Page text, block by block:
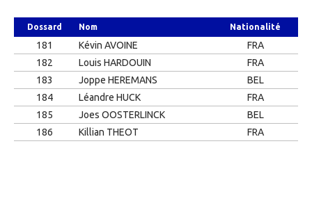
Dossard Nom Nationalité
181 Kévin AVOINE
FRA
182
Louis HARDOUIN
FRA
183
Joppe HEREMANS
BEL
184
Léandre HUCK
FRA
185
Joes OOSTERLINCK
BEL
186
Killian THEOT FRA